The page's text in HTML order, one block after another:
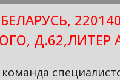
Д.62,ЛИТЕР